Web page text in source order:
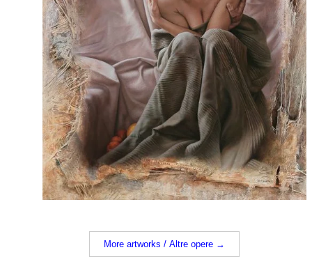
More artworks / Altre opere →